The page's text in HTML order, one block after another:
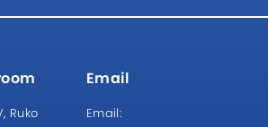
Ruko
Email
Email: